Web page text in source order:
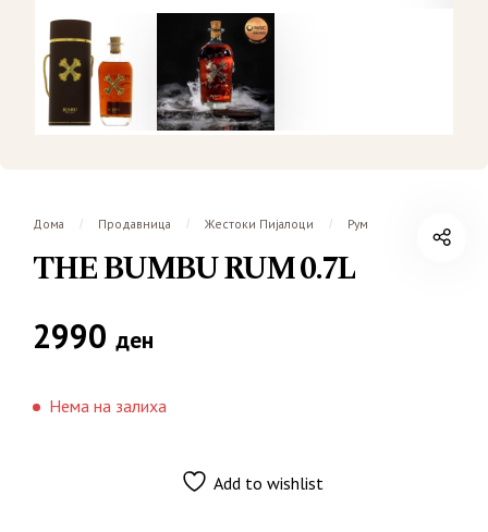
Дома / Продавница / Жестоки Пијалоци / Рум
THE BUMBU RUM 0.7L
2990 ден
Нема на залиха
Add to wishlist